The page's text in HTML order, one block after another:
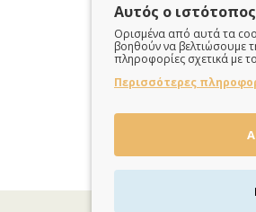
Μουσική
Ξύλο
Αυτός ο
Ορισμένα από αυτά τα
βοηθούν να βελτιώσουμε
πληροφορίες σχετικά με
Περισσότερες